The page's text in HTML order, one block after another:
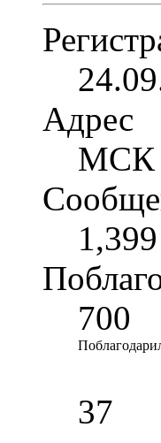
Адрес
МСК
1,399
700
37